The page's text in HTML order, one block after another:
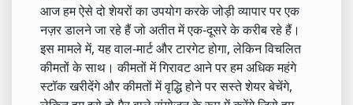
आज हम ऐसे दो शेयरों का उपयोग करके जोड़ी व्यापार पर एक
नज़र डालने जा रहे हैं जो अतीत में एक-दूसरे के करीब रहे हैं।
इस मामले में, यह वाल-मार्ट और टारगेट होगा, लेकिन विचलित
कीमतों के साथ। कीमतों में गिरावट आने पर हम अधिक महंगे
स्टॉक खरीदेंगे और कीमतों में वृद्धि होने पर सस्ते शेयर बेचेंगे,